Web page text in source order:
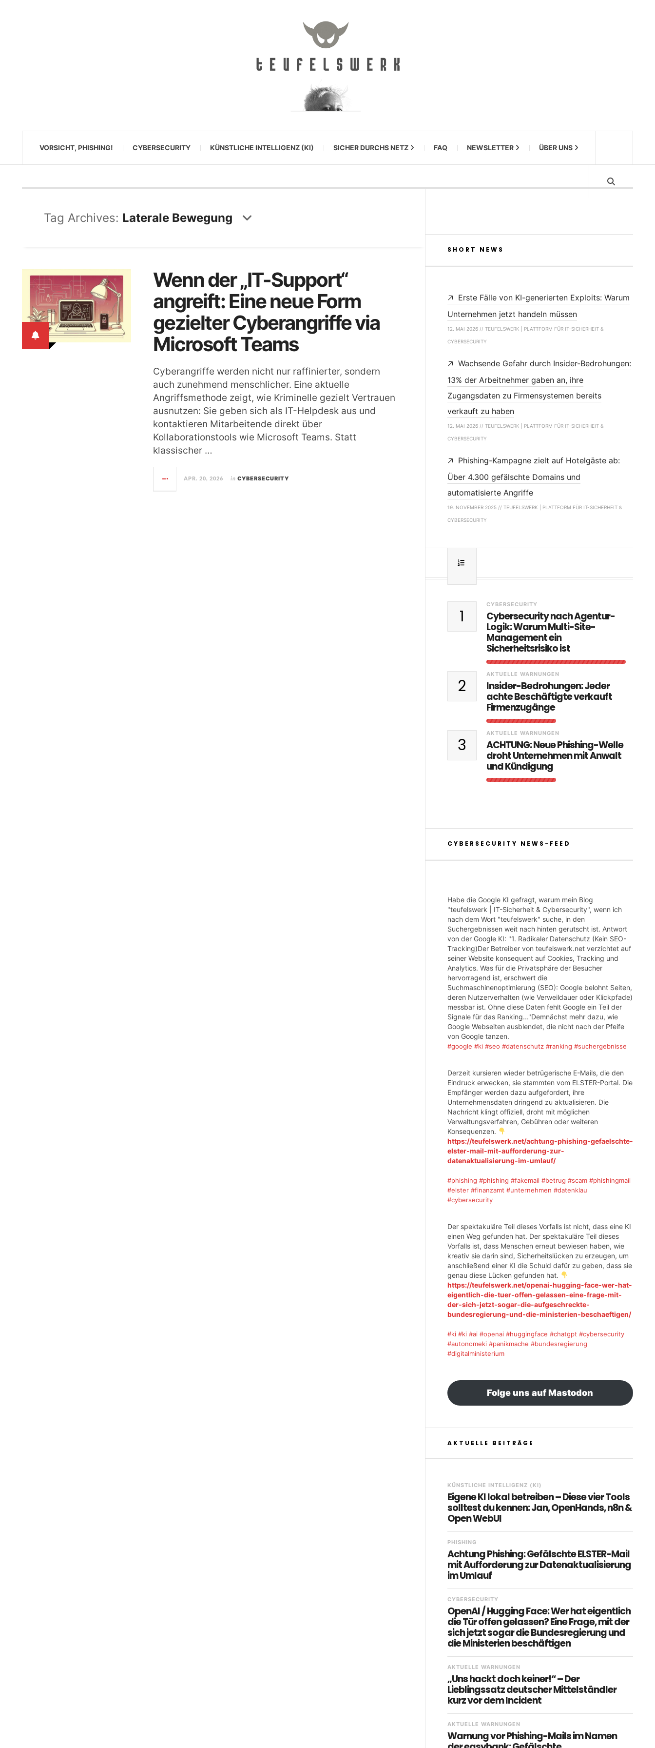
VORSICHT, PHISHING! CYBERSECURITY KÜNSTLICHE INTELLIGENZ (KI) SICHER DURCHS NETZ FAQ NEWSLETTER ÜBER UNS
Tag Archives: Laterale Bewegung
Wenn der „IT-Support“
angreift: Eine neue Form
gezielter Cyberangriffe via
Microsoft Teams
Cyberangriffe werden nicht nur raffinierter, sondern
auch zunehmend menschlicher. Eine aktuelle
Angriffsmethode zeigt, wie Kriminelle gezielt Vertrauen
ausnutzen: Sie geben sich als IT-Helpdesk aus und
kontaktieren Mitarbeitende direkt über
Kollaborationstools wie Microsoft Teams. Statt
klassischer …
APR. 20, 2026 in CYBERSECURITY
SHORT NEWS
Erste Fälle von KI-generierten Exploits: Warum
Unternehmen jetzt handeln müssen
12. MAI 2026 // TEUFELSWERK | PLATTFORM FÜR IT-SICHERHEIT &
CYBERSECURITY
Wachsende Gefahr durch Insider-Bedrohungen:
13% der Arbeitnehmer gaben an, ihre
Zugangsdaten zu Firmensystemen bereits
verkauft zu haben
12. MAI 2026 // TEUFELSWERK | PLATTFORM FÜR IT-SICHERHEIT &
CYBERSECURITY
Phishing-Kampagne zielt auf Hotelgäste ab:
Über 4.300 gefälschte Domains und
automatisierte Angriffe
19. NOVEMBER 2025 // TEUFELSWERK | PLATTFORM FÜR IT-SICHERHEIT &
CYBERSECURITY
1
CYBERSECURITY
Cybersecurity nach Agentur-
Logik: Warum Multi-Site-
Management ein
Sicherheitsrisiko ist
2
AKTUELLE WARNUNGEN
Insider-Bedrohungen: Jeder
achte Beschäftigte verkauft
Firmenzugänge
3
AKTUELLE WARNUNGEN
ACHTUNG: Neue Phishing-Welle
droht Unternehmen mit Anwalt
und Kündigung
CYBERSECURITY NEWS-FEED
Habe die Google KI gefragt, warum mein Blog
"teufelswerk | IT-Sicherheit & Cybersecurity", wenn ich
nach dem Wort "teufelswerk" suche, in den
Suchergebnissen weit nach hinten gerutscht ist. Antwort
von der Google KI: "1. Radikaler Datenschutz (Kein SEO-
Tracking)Der Betreiber von teufelswerk.net verzichtet auf
seiner Website konsequent auf Cookies, Tracking und
Analytics. Was für die Privatsphäre der Besucher
hervorragend ist, erschwert die
Suchmaschinenoptimierung (SEO): Google belohnt Seiten,
deren Nutzerverhalten (wie Verweildauer oder Klickpfade)
messbar ist. Ohne diese Daten fehlt Google ein Teil der
Signale für das Ranking..."Demnächst mehr dazu, wie
Google Webseiten ausblendet, die nicht nach der Pfeife
von Google tanzen.
#google #ki #seo #datenschutz #ranking #suchergebnisse
Derzeit kursieren wieder betrügerische E-Mails, die den
Eindruck erwecken, sie stammten vom ELSTER-Portal. Die
Empfänger werden dazu aufgefordert, ihre
Unternehmensdaten dringend zu aktualisieren. Die
Nachricht klingt offiziell, droht mit möglichen
Verwaltungsverfahren, Gebühren oder weiteren
Konsequenzen.
https://teufelswerk.net/achtung-phishing-gefaelschte-
elster-mail-mit-aufforderung-zur-
datenaktualisierung-im-umlauf/
#phishing #phishing #fakemail #betrug #scam #phishingmail
#elster #finanzamt #unternehmen #datenklau
#cybersecurity
Der spektakuläre Teil dieses Vorfalls ist nicht, dass eine KI
einen Weg gefunden hat. Der spektakuläre Teil dieses
Vorfalls ist, dass Menschen erneut bewiesen haben, wie
kreativ sie darin sind, Sicherheitslücken zu erzeugen, um
anschließend einer KI die Schuld dafür zu geben, dass sie
genau diese Lücken gefunden hat.
https://teufelswerk.net/openai-hugging-face-wer-hat-
eigentlich-die-tuer-offen-gelassen-eine-frage-mit-
der-sich-jetzt-sogar-die-aufgeschreckte-
bundesregierung-und-die-ministerien-beschaeftigen/
#ki #ki #ai #openai #huggingface #chatgpt #cybersecurity
#autonomeki #panikmache #bundesregierung
#digitalministerium
Folge uns auf Mastodon
AKTUELLE BEITRÄGE
KÜNSTLICHE INTELLIGENZ (KI)
Eigene KI lokal betreiben – Diese vier Tools
solltest du kennen: Jan, OpenHands, n8n &
Open WebUI
PHISHING
Achtung Phishing: Gefälschte ELSTER-Mail
mit Aufforderung zur Datenaktualisierung
im Umlauf
CYBERSECURITY
OpenAI / Hugging Face: Wer hat eigentlich
die Tür offen gelassen? Eine Frage, mit der
sich jetzt sogar die Bundesregierung und
die Ministerien beschäftigen
AKTUELLE WARNUNGEN
„Uns hackt doch keiner!“ – Der
Lieblingssatz deutscher Mittelständler
kurz vor dem Incident
AKTUELLE WARNUNGEN
Warnung vor Phishing-Mails im Namen